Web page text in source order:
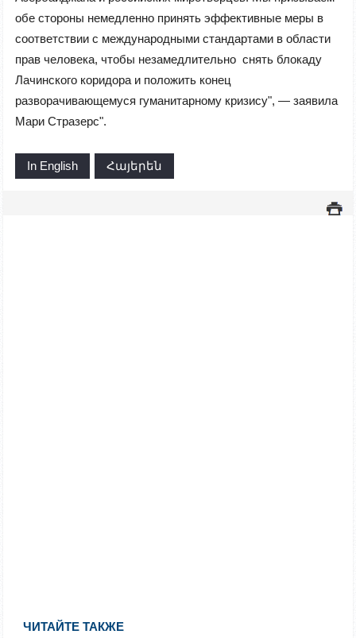
обе стороны немедленно принять эффективные меры в
соответствии с международными стандартами в области
прав человека, чтобы незамедлительно снять блокаду
Лачинского коридора и положить конец
разворачивающемуся гуманитарному кризису", — заявила
Мари Стразерс".
In English Հայերեն
ЧИТАЙТЕ ТАКЖЕ